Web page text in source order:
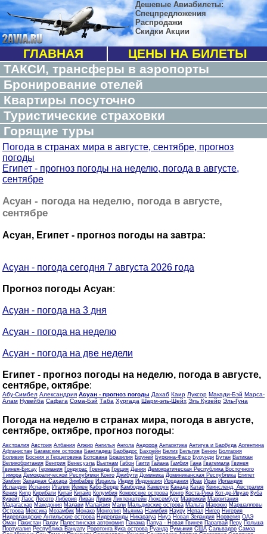
Дешевые Авиабилеты:
Спецпредложения
Распродажи
Скидки Акции
ГЛАВНАЯ
ЦЕНЫ НА БИЛЕТЫ
ТАКСИ, трансферы в аэропорты
Бронирование отелей
Квартиры посуточно
Туристические страховки
Горящие туры
Погода в странах мира в августе, сентябре, прогноз
погоды
Египет - прогноз погоды на неделю, погода в августе,
сентябре
Асуан - погода на неделю, погода в августе,
сентябре
Асуан, Египет - прогноз погоды на завтра:
Асуан - погода сегодня 7 августа 2026 года
Прогноз погоды Асуан:
Асуан - погода на 3 дня
Асуан - погода на неделю
Асуан - погода на две недели
Египет - прогноз погоды на неделю, погода в августе,
сентябре, октябре:
Абу-Симбел Александрия Асуан - прогноз погоды Дахаб Каир Луксор Макади-Бэй Марса-
Алам Нувейба Сафага Сома-Бэй Таба Хургада Шарм-эль-Шейх Эль Кузейр Эль-Гуна
Погода на неделю в странах мира, погода в августе,
сентябре, октябре, прогноз погоды:
Австралия Австрия Албания Алжир Ангилья Ангола Андорра Антарктика Антигуа и Барбуда Аргентина
Афганистан Багамские острова Бангладеш Барбадос Бахрейн Белиз Бельгия Бенин Болгария
Боливия Босния и Герцеговина Ботсвана Бразилия Бруней Буркина-Фасо Бурунди Бутан Ватикан
Великобритания Венгрия Венесуэла Вьетнам Габон Гаити Гайана Гамбия Гана Гватемала Гвинея
Гвинея-Бисау Германия Гондурас Гренада Греция Дания Демократическая Республика Восточного
Тимора Демократической Республики Конго Джибути Доминика Доминиканская Республика Египет
Замбия Западная Сахара Зимбабве Израиль Индия Индонезия Иордания Ирак Иран Ирландия
Исландия Испания Италия Йемен Кабо-Верде Камбоджа Камерун Канада Катар Квинсленд, Австралия
Кения Кипр Кирибати Китай Китайр Колумбия Коморские острова Конго Коста-Рика Кот-де-Ивуар Куба
Кувейт Лаос Лесото Либерия Ливан Ливия Лихтенштейн Люксембург Маврикий Мавритания
Мадагаскар Македония Малави Малайзия Мали Мальдивские острова Мальта Марокко Маршалловы
Острова Мексика Мозамбик Монако Монголия Мьянма Намибия Науру Непал Нигер Нигерия
Нидерландские Антильские острова Нидерланды Никарагуа Ниуэ Новая Зеландия Норвегия ОАЭ
Оман Пакистан Палау Палестинская автономия Панама Папуа - Новая Гвинея Парагвай Перу Польша
Португалия Республика Вануату Роротонга Кука острова Руанда Румыния США Сальвадор Самоа